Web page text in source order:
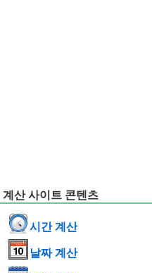
계산 사이트 콘텐츠
시간 계산
날짜 계산